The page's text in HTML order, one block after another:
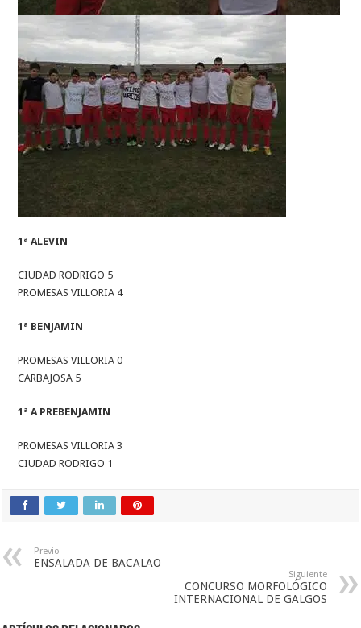
1ª ALEVIN
CIUDAD RODRIGO 5
PROMESAS VILLORIA 4
1ª BENJAMIN
PROMESAS VILLORIA 0
CARBAJOSA 5
1ª A PREBENJAMIN
PROMESAS VILLORIA 3
CIUDAD RODRIGO 1
Previo
ENSALADA DE BACALAO
Siguiente
CONCURSO MORFOLÓGICO
INTERNACIONAL DE GALGOS